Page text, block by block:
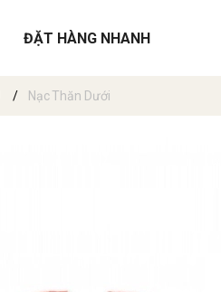
ĐẶT HÀNG NHANH
/ Nạc Thăn Dưới